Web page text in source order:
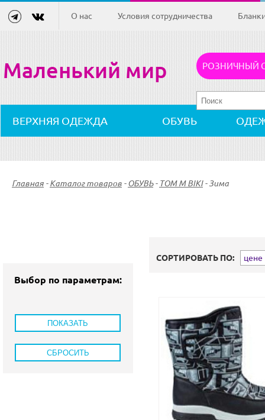
О нас Условия сотрудничества
Маленький мир РОЗНИЧНЫЙ
ВЕРХНЯЯ ОДЕЖДА ОБУВЬ
Главная - Каталог товаров - ОБУВЬ - TOM M BIKI - Зима
Выбор по параметрам:
СОРТИРОВАТЬ ПО: цене